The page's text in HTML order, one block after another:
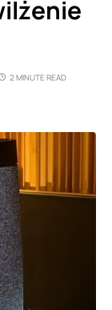
2 MINUTE READ